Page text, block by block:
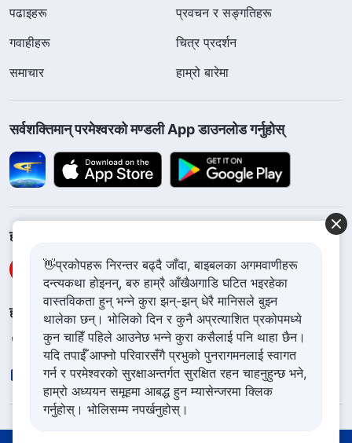
पढाइहरू
प्रवचन र सङ्गतिहरू
गवाहीहरू
चित्र प्रदर्शन
समाचार
हाम्रो बारेमा
सर्वशक्तिमान्‌ परमेश्‍वरको मण्डली App डाउनलोड गर्नुहोस्
हामीलाई फलो गर्नुहोस्
हामीलाई सम्पर्क गर्नुहोस
+977-981-140-9021
contact.ne@godfootsteps.org
👋प्रकोपहरू निरन्तर बढ्दै जाँदा, बाइबलका अगमवाणीहरू
दन्त्यकथा होइनन्, बरु हाम्रै आँखैअगाडि घटित भइरहेका
वास्तविकता हुन् भन्ने कुरा झन्-झन् धेरै मानिसले बुझ्न
थालेका छन्। भोलिको दिन र कुनै अप्रत्याशित प्रकोपमध्ये
कुन चाहिँ पहिले आउनेछ भन्ने कुरा कसैलाई पनि थाहा छैन।
यदि तपाईँ आफ्नो परिवारसँगै प्रभुको पुनरागमनलाई स्वागत
गर्न र परमेश्‍वरको सुरक्षाअन्तर्गत सुरक्षित रहन चाहनुहुन्छ भने,
हाम्रो अध्ययन समूहमा आबद्ध हुन म्यासेन्जरमा क्लिक
गर्नुहोस्। भोलिसम्म नपर्खनुहोस्।